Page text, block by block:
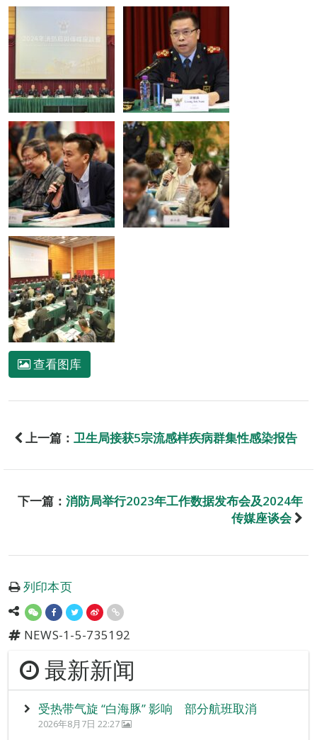
查看图库
上一篇： 卫生局接获5宗流感样疾病群集性感染报告
下一篇： 消防局举行2023年工作数据发布会及2024年
传媒座谈会
列印本页
NEWS-1-5-735192
最新新闻
受热带气旋 “白海豚” 影响 部分航班取消
2026年8月7日 22:27